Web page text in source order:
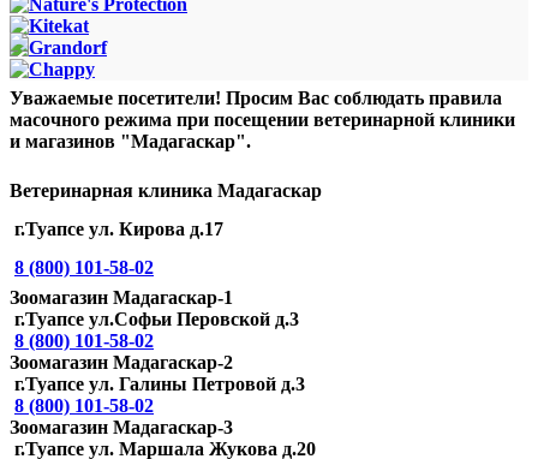
Уважаемые посетители! Просим Вас соблюдать правила
масочного режима при посещении ветеринарной клиники
и магазинов "Мадагаскар".
Ветеринарная клиника Мадагаскар
г.Туапсе ул. Кирова д.17
8 (800) 101-58-02
Зоомагазин Мадагаскар-1
г.Туапсе ул.Софьи Перовской д.3
8 (800) 101-58-02
Зоомагазин Мадагаскар-2
г.Туапсе ул. Галины Петровой д.3
8 (800) 101-58-02
Зоомагазин Мадагаскар-3
г.Туапсе ул. Маршала Жукова д.20